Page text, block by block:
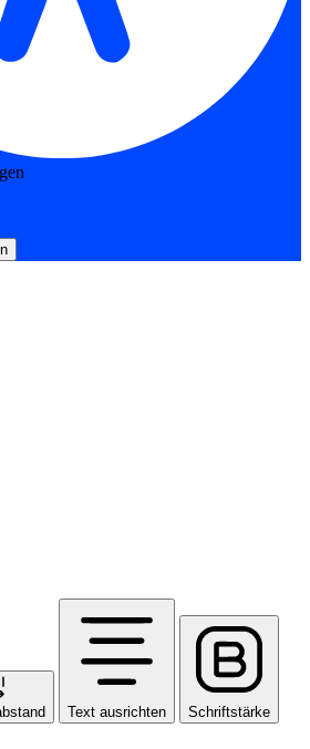
Text ausrichten Schriftstärke